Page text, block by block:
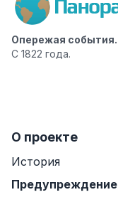
Опережая события.
С 1822 года.
О проекте
История
Предупреждение